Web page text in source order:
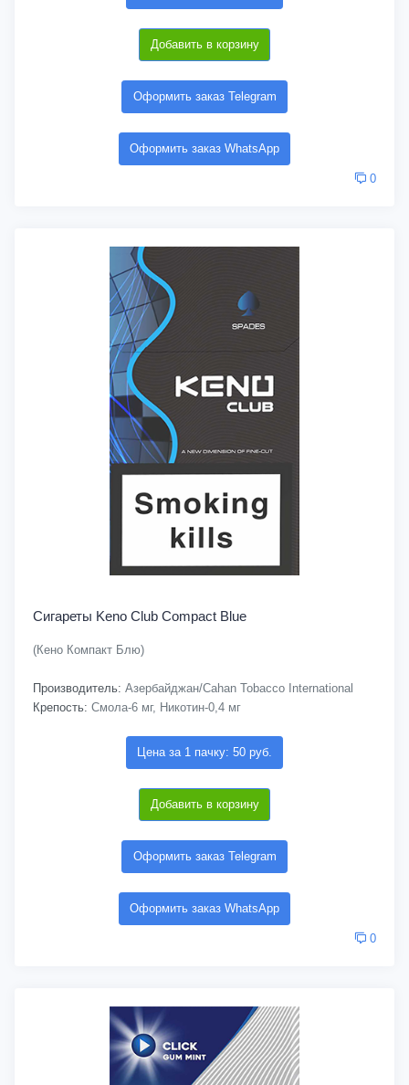
Добавить в корзину
Оформить заказ Telegram
Оформить заказ WhatsApp
0
Сигареты Keno Club Compact Blue
(Кено Компакт Блю)
Производитель: Азербайджан/Cahan Tobacco International
Крепость: Смола-6 мг, Никотин-0,4 мг
Цена за 1 пачку: 50 руб.
Добавить в корзину
Оформить заказ Telegram
Оформить заказ WhatsApp
0